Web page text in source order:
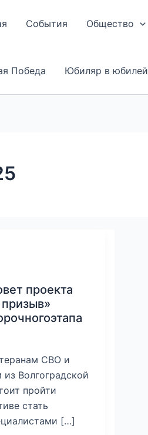
События Общество
Победа Юбиляр в юбилей
проекта
СВО и
Волгоградской
пройти
стать
[…]